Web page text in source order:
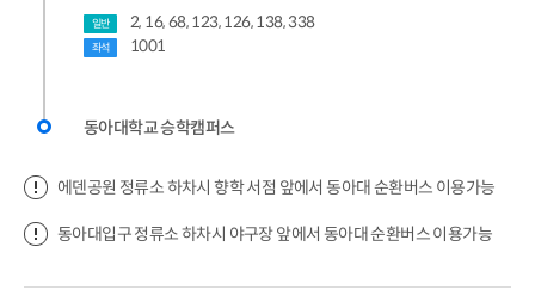
일반 2, 16, 68, 123, 126, 138, 338
좌석 1001
동아대학교 승학캠퍼스
에덴공원 정류소 하차시 향학 서점 앞에서 동아대 순환버스 이용가능
동아대입구 정류소 하차시 야구장 앞에서 동아대 순환버스 이용가능